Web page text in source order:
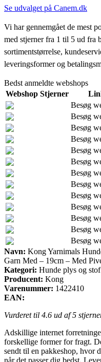
Se udvalget på Canem.dk
Vi har gennemgået de mest
med stjerner fra 1 til 5 ud fra
sortimentstørrelse,
leveringsformer og
Bedst anmeldte webshops
Webshop Stjerner
Besøg
Besøg
Besøg
Besøg
Besøg
Besøg
Besøg
Besøg
Besøg
Besøg
Besøg
Besøg
Besøg
Navn: Kong Yarnimals
Garn Med – 19cm – Med
Kategori: Hunde plys og stof
Producent: Kong
Varenummer: 1422410
EAN:
Vurderet til 4.6 ud af 5
Adskillige internet
forskellige former for fragt.
sendt til en pakkeshop, hvor
når det passer dig bedst.